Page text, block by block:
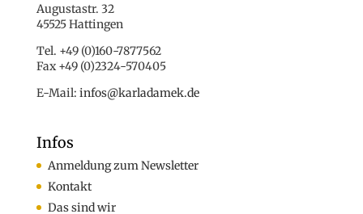
Augustastr. 32
45525 Hattingen
Tel. +49 (0)160-7877562
Fax +49 (0)2324-570405
E-Mail: infos@karladamek.de
Infos
Anmeldung zum Newsletter
Kontakt
Das sind wir